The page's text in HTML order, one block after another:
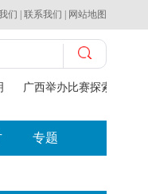
们 联系我们 网站地图
广西举办比赛探索中（
专题